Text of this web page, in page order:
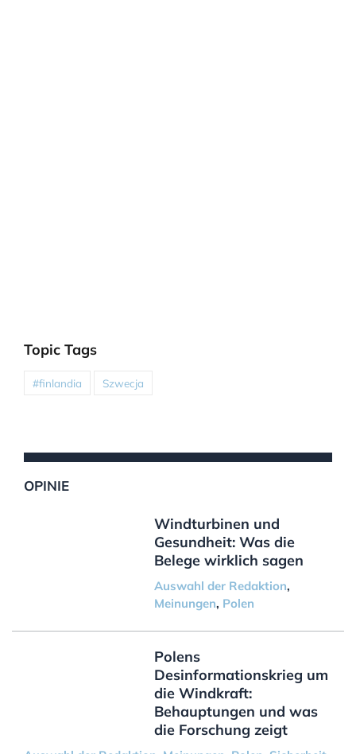
Topic Tags
#finlandia Szwecja
OPINIE
Windturbinen und
Gesundheit: Was die
Belege wirklich sagen
Auswahl der Redaktion,
Meinungen, Polen
Polens
Desinformationskrieg um
die Windkraft:
Behauptungen und was
die Forschung zeigt